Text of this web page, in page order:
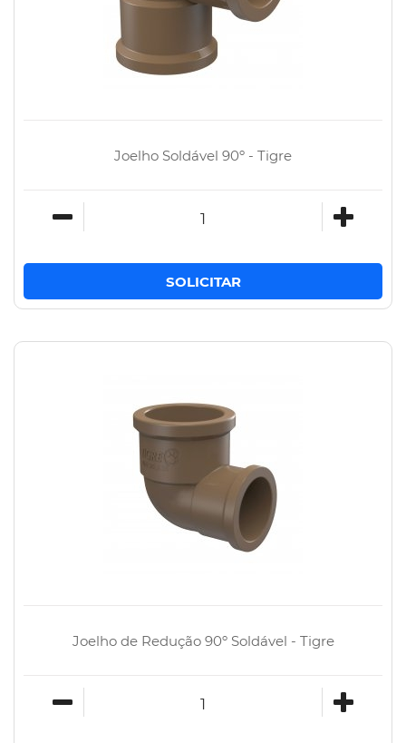
Joelho Soldável 90º - Tigre
Joelho de Redução 90º Soldável - Tigre